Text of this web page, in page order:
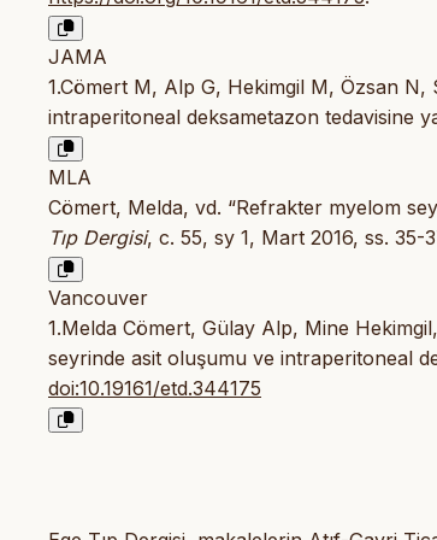
JAMA
1.Cömert M, Alp G, Hekimgil M, Özsan
intraperitoneal deksametazon tedavisine
MLA
Cömert, Melda, vd. “Refrakter myelom
Tıp Dergisi, c. 55, sy 1, Mart 2016, ss. 35-
Vancouver
1.Melda Cömert, Gülay Alp, Mine
seyrinde asit oluşumu ve intraperitoneal
doi:10.19161/etd.344175